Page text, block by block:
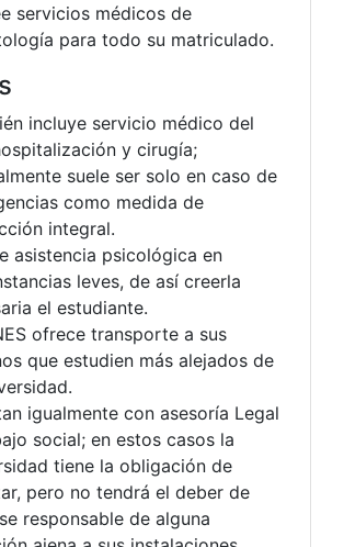
servicios médicos de
para todo su matriculado.
incluye servicio médico del
y cirugía;
suele ser solo en caso de
como medida de
integral.
asistencia psicológica en
leves, de así creerla
el estudiante.
ofrece transporte a sus
que estudien más alejados de
igualmente con asesoría Legal
social; en estos casos la
tiene la obligación de
pero no tendrá el deber de
responsable de alguna